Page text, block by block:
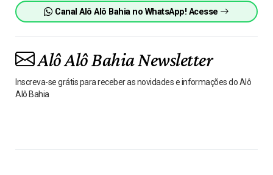
Canal Alô Alô Bahia no WhatsApp! Acesse
Alô Alô Bahia Newsletter
Inscreva-se grátis para receber as novidades e informações do Alô
Alô Bahia